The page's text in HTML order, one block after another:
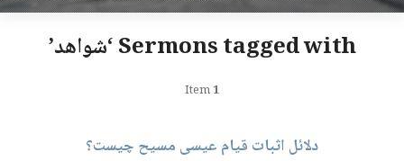
Sermons tagged with ‘شواهد’
1
دلائل اثبات قیام عیسی مسیح چیست؟